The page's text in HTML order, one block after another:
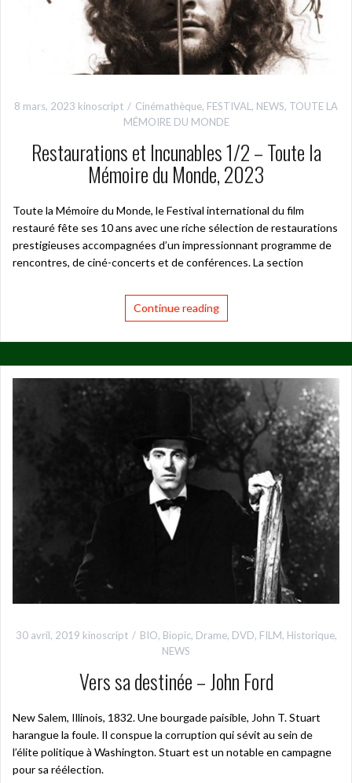
8 mars, 2023 kinoscript Cinémathèque, FESTIVAL , NEWS, TOUTE LA
MÉMOIRE DU MONDE
Restaurations et Incunables 1/2 – Toute la
Mémoire du Monde, 2023
Toute la Mémoire du Monde, le Festival international du film
restauré fête ses 10 ans avec une riche sélection de restaurations
prestigieuses accompagnées d’un impressionnant programme de
rencontres, de ciné-concerts et de conférences. La section
Continue reading
30 avril, 2019 kinoscript BIO, Biopic, Drame, DVD, FILM, Historique,
NEWS
Vers sa destinée – John Ford
New Salem, Illinois, 1832. Une bourgade paisible, John T. Stuart
harangue la foule. Il conspue la corruption qui sévit au sein de
l’élite politique à Washington. Stuart est un notable en campagne
pour sa réélection.